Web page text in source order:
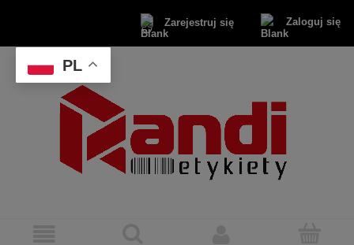
Zarejestruj się Zaloguj się
PL